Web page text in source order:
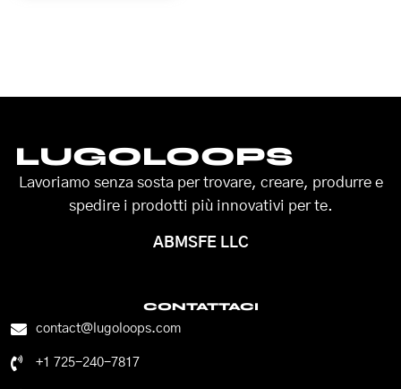
LUGOLOOPS
Lavoriamo senza sosta per trovare, creare, produrre e
spedire i prodotti più innovativi per te.
ABMSFE LLC
CONTATTACI
contact@lugoloops.com
+1 725-240-7817